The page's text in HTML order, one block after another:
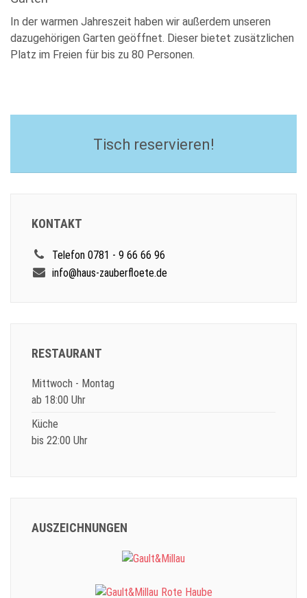
In der warmen Jahreszeit haben wir außerdem unseren
dazugehörigen Garten geöffnet. Dieser bietet zusätzlichen
Platz im Freien für bis zu 80 Personen.
Tisch reservieren!
KONTAKT
Telefon 0781 - 9 66 66 96
info@haus-zauberfloete.de
RESTAURANT
Mittwoch - Montag
ab 18:00 Uhr
Küche
bis 22:00 Uhr
AUSZEICHNUNGEN